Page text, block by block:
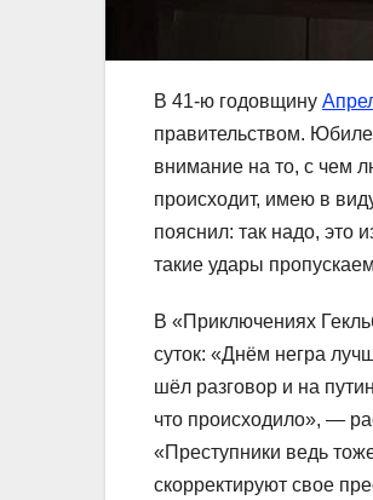
В 41-ю годовщину
правительством.
внимание на то, с чем
происходит, имею в
пояснил: так надо, это
такие удары
В «Приключениях
суток: «Днём негра
шёл разговор и на
что происходило», —
«Преступники ведь
скорректируют свое